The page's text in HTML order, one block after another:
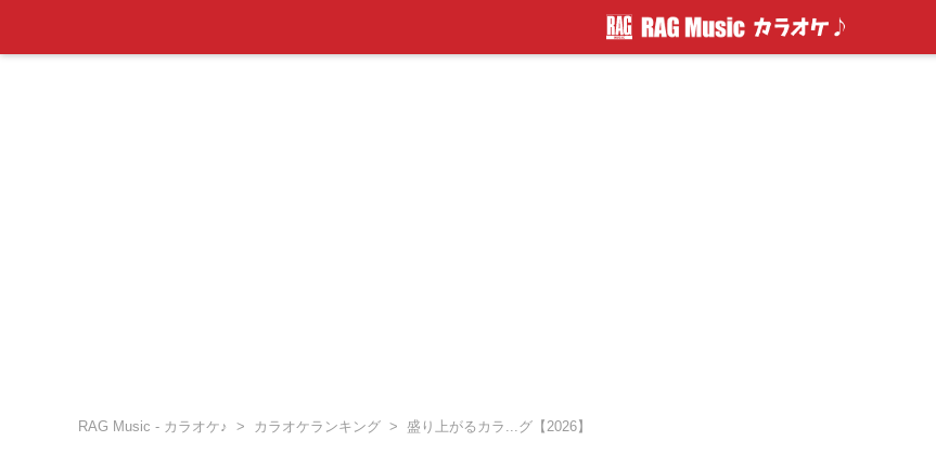
RAG Music - カラオケ♪ カラオケランキング 盛り上がるカラ...グ【2026】